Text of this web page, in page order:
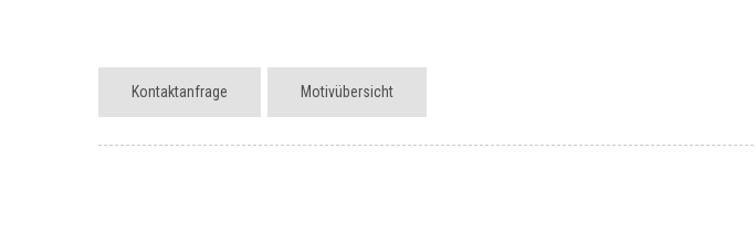
Kontaktanfrage Motivübersicht